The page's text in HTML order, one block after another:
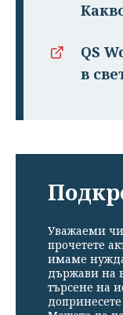
QS
в
Уважаеми
прочетете
имаме
държави на
търсене на